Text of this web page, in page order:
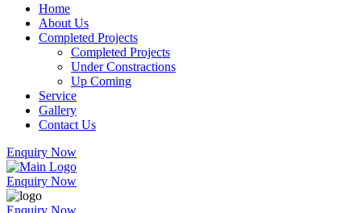
Home
About Us
Completed Projects
Completed Projects
Under Constractions
Up Coming
Service
Gallery
Contact Us
Enquiry Now
Enquiry Now
Enquiry Now